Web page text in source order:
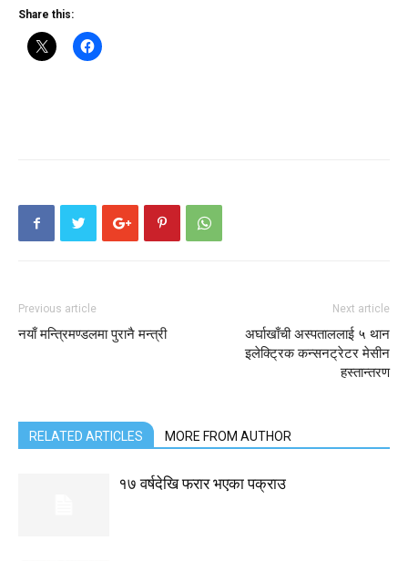
Share this:
Previous article
नयाँ मन्त्रिमण्डलमा पुरानै मन्त्री
Next article
अर्घाखाँची अस्पताललाई ५ थान
इलेक्ट्रिक कन्सनट्रेटर मेसीन
हस्तान्तरण
RELATED ARTICLES MORE FROM AUTHOR
१७ वर्षदेखि फरार भएका पक्राउ